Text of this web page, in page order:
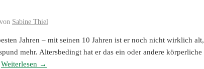
von Sabine Thiel
Jahren – mit seinen 10 Jahren ist er noch nicht wirklich alt,
mehr. Altersbedingt hat er das ein oder andere körperliche
Weiterlesen →